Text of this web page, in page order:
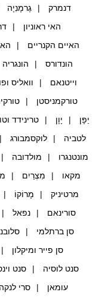
גֶרמָנִיָה
דנמרק
האי ראוניון
האיים הקנריים
הונגריה
הונדורס
וואליס
וייטנאם
טורקמניסטן
טרינידד יָוָן
יַפָּן
לוקסמבורג
לטביה
מולדובה
מונטנגרו
מִצְרַיִם
מקאו
מָרוֹקוֹ
מרטיניק
נפאל
סורינאם
סן ברתלמי
סן פייר ומיקלון
סנט
סנט לוסיה
סרי לנקה
עומאן